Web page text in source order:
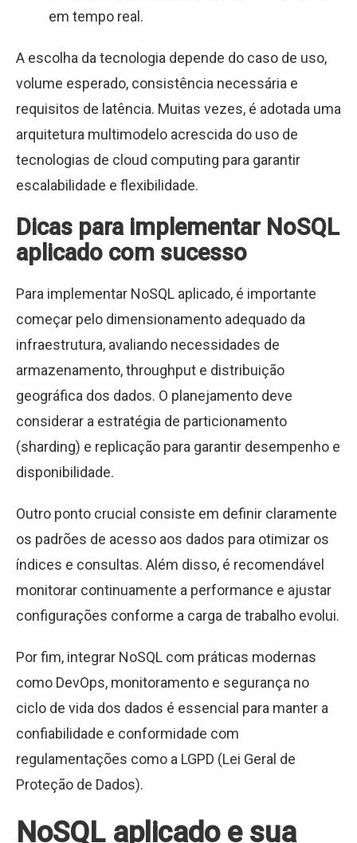
em tempo real.
A escolha da tecnologia depende do caso de uso,
volume esperado, consistência necessária e
requisitos de latência. Muitas vezes, é adotada uma
arquitetura multimodelo acrescida do uso de
tecnologias de cloud computing para garantir
escalabilidade e flexibilidade.
Dicas para implementar NoSQL
aplicado com sucesso
Para implementar NoSQL aplicado, é importante
começar pelo dimensionamento adequado da
infraestrutura, avaliando necessidades de
armazenamento, throughput e distribuição
geográfica dos dados. O planejamento deve
considerar a estratégia de particionamento
(sharding) e replicação para garantir desempenho e
disponibilidade.
Outro ponto crucial consiste em definir claramente
os padrões de acesso aos dados para otimizar os
índices e consultas. Além disso, é recomendável
monitorar continuamente a performance e ajustar
configurações conforme a carga de trabalho evolui.
Por fim, integrar NoSQL com práticas modernas
como DevOps, monitoramento e segurança no
ciclo de vida dos dados é essencial para manter a
confiabilidade e conformidade com
regulamentações como a LGPD (Lei Geral de
Proteção de Dados).
NoSQL aplicado e sua